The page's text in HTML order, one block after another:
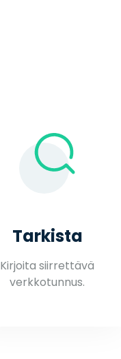
Tarkista
Kirjoita siirrettävä
verkkotunnus.